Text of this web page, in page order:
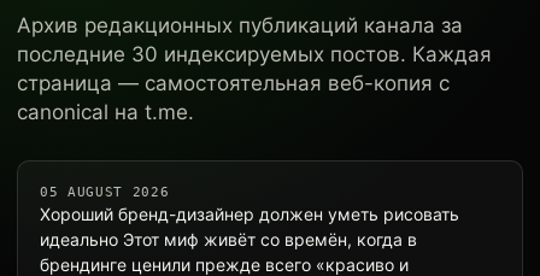
Архив редакционных публикаций канала за
последние 30 индексируемых постов. Каждая
страница — самостоятельная веб-копия с
canonical на t.me.
05 AUGUST 2026
Хороший бренд-дизайнер должен уметь рисовать
идеально Этот миф живёт со времён, когда в
брендинге ценили прежде всего «красиво и